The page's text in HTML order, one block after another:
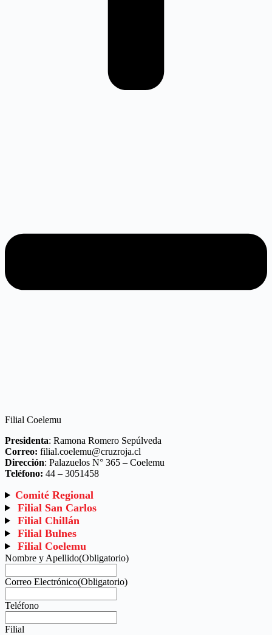
Filial Coelemu
Presidenta: Ramona Romero Sepúlveda
Correo: filial.coelemu@cruzroja.cl
Dirección: Palazuelos N° 365 – Coelemu
Teléfono: 44 – 3051458
Comité Regional
Filial San Carlos
Filial Chillán
Filial Bulnes
Filial Coelemu
Nombre y Apellido(Obligatorio)
Correo Electrónico(Obligatorio)
Teléfono
Filial